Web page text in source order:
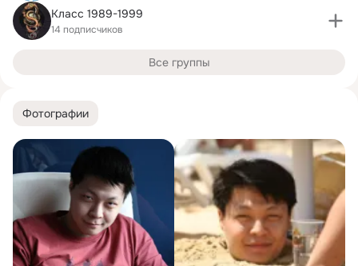
Фотографии
Класс 1989-1999
14 подписчиков
Все группы